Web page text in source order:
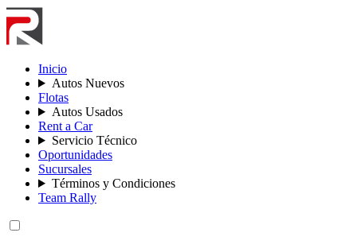
Inicio
Autos Nuevos
Flotas
Autos Usados
Rent a Car
Servicio Técnico
Oportunidades
Sucursales
Términos y Condiciones
Team Rally